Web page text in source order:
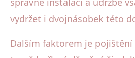
vydržet i dvojnásobek této
Dalším faktorem je